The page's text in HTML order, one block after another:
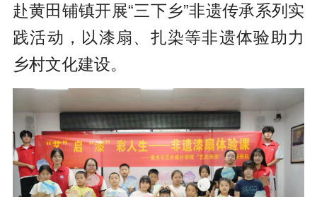
赴黄田铺镇开展“三下乡”非遗传承系列实
践活动，以漆扇、扎染等非遗体验助力
乡村文化建设。